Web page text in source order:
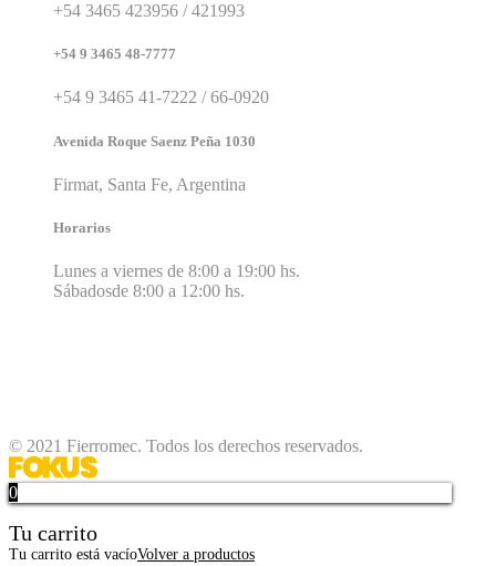
+54 3465 423956 / 421993
+54 9 3465 48-7777
+54 9 3465 41-7222 / 66-0920
Avenida Roque Saenz Peña 1030
Firmat, Santa Fe, Argentina
Horarios
Lunes a viernes de 8:00 a 19:00 hs.
Sábadosde 8:00 a 12:00 hs.
© 2021 Fierromec. Todos los derechos reservados.
0
Tu carrito
Tu carrito está vacíoVolver a productos